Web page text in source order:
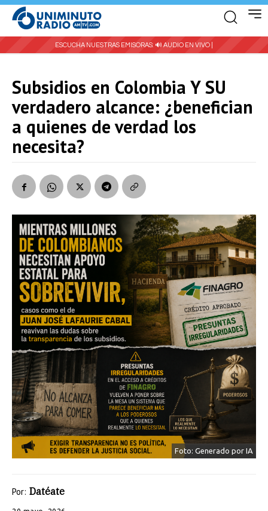
ESCUCHA NUESTRAS EMISORAS: 🔊 AUDIO EN VIVO |
Subsidios en Colombia Y SU
verdadero alcance: ¿benefician
a quienes de verdad los
necesita?
Foto: Generado por IA
Por: Datéate